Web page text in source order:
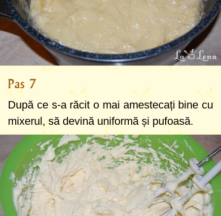
Pas 7
După ce s-a răcit o mai amestecați bine cu
mixerul, să devină uniformă și pufoasă.